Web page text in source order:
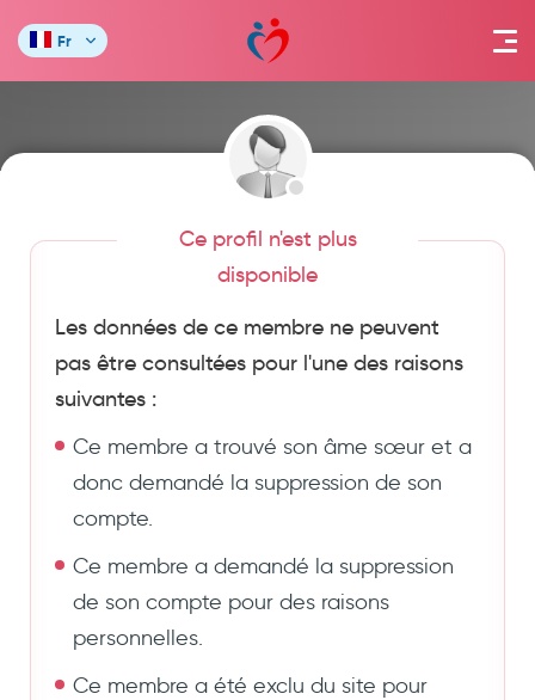
Fr
Ce profil n'est plus
disponible
Les données de ce membre ne peuvent
pas être consultées pour l'une des raisons
suivantes :
Ce membre a trouvé son âme sœur et a
donc demandé la suppression de son
compte.
Ce membre a demandé la suppression
de son compte pour des raisons
personnelles.
Ce membre a été exclu du site pour